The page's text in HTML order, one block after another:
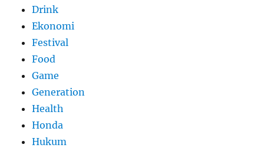
Drink
Ekonomi
Festival
Food
Game
Generation
Health
Honda
Hukum